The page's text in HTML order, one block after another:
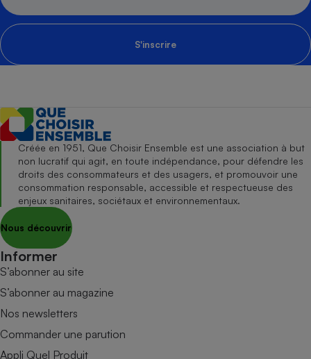
S'inscrire
Créée en 1951, Que Choisir Ensemble est une association à but
non lucratif qui agit, en toute indépendance, pour défendre les
droits des consommateurs et des usagers, et promouvoir une
consommation responsable, accessible et respectueuse des
enjeux sanitaires, sociétaux et environnementaux.
Nous découvrir
Informer
S’abonner au site
S’abonner au magazine
Nos newsletters
Commander une parution
Appli Quel Produit